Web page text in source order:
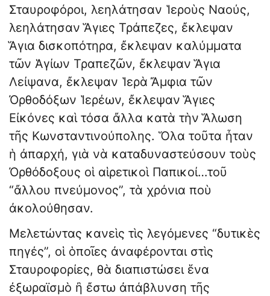
Σταυροφόροι, λεηλάτησαν Ἱεροὺς Ναούς,
λεηλάτησαν Ἅγιες Τράπεζες, ἔκλεψαν
Ἅγια δισκοπότηρα, ἔκλεψαν καλύμματα
τῶν Ἁγίων Τραπεζῶν, ἔκλεψαν Ἅγια
Λείψανα, ἔκλεψαν Ἱερὰ Ἄμφια τῶν
Ὀρθοδόξων Ἱερέων, ἔκλεψαν Ἅγιες
Εἰκόνες καὶ τόσα ἄλλα κατὰ τὴν Ἅλωση
τῆς Κωνσταντινούπολης. Ὅλα τοῦτα ἦταν
ἡ ἀπαρχή, γιὰ νὰ καταδυναστεύσουν τοὺς
Ὀρθόδοξους οἱ αἱρετικοὶ Παπικοί…τοῦ
“ἄλλου πνεύμονος”, τὰ χρόνια ποὺ
ἀκολούθησαν.
Μελετώντας κανεὶς τὶς λεγόμενες “δυτικὲς
πηγές”, οἱ ὁποῖες ἀναφέρονται στὶς
Σταυροφορίες, θὰ διαπιστώσει ἕνα
ἐξωραϊσμὸ ἢ ἔστω ἀπάβλυνση τῆς